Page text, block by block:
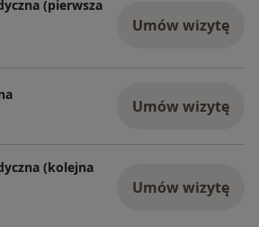
(pierwsza
Umów wizytę
Umów wizytę
(kolejna
Umów wizytę